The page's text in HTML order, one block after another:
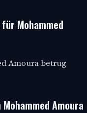
Mohammed
Amoura betrug
Amoura